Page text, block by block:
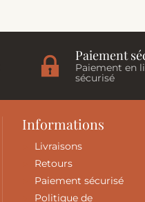
Paiement
Paiement en
sécurisé
Informations
Livraisons
Retours
Paiement sécurisé
Politique de